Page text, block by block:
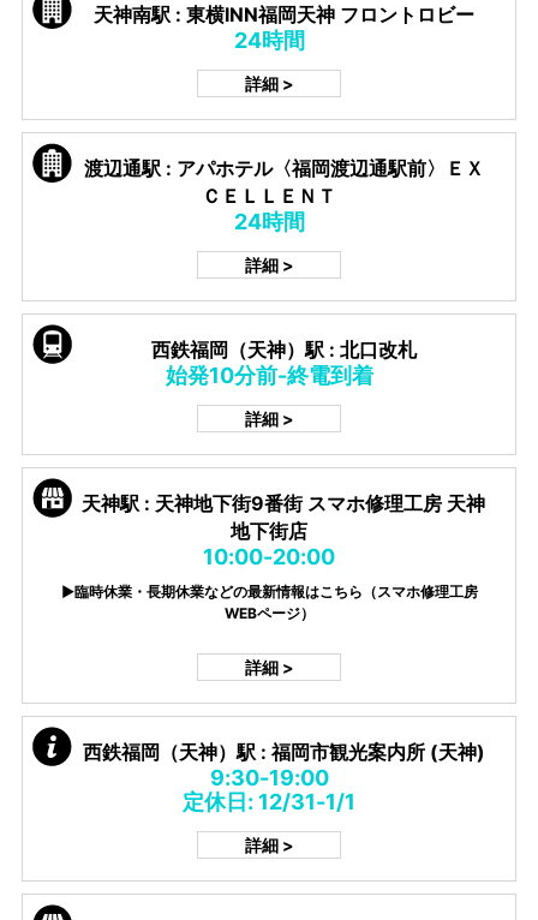
天神南駅 : 東横INN福岡天神 フロントロビー
24時間
詳細 >
渡辺通駅 : アパホテル〈福岡渡辺通駅前〉ＥＸ
ＣＥＬＬＥＮＴ
24時間
詳細 >
西鉄福岡（天神）駅 : 北口改札
始発10分前-終電到着
詳細 >
天神駅 : 天神地下街9番街 スマホ修理工房 天神
地下街店
10:00-20:00
▶臨時休業・長期休業などの最新情報はこちら（スマホ修理工房
WEBページ）
詳細 >
西鉄福岡（天神）駅 : 福岡市観光案内所 (天神)
9:30-19:00
定休日: 12/31-1/1
詳細 >